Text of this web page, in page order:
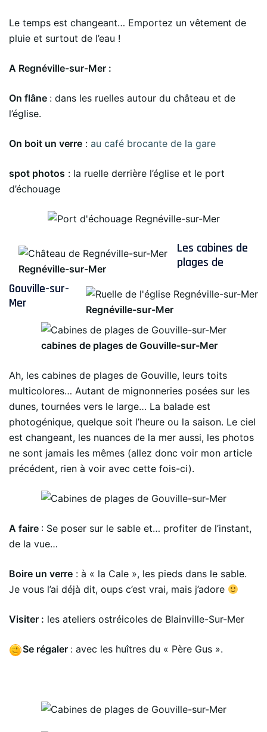
Le temps est changeant… Emportez un vêtement de
pluie et surtout de l’eau !
A Regnéville-sur-Mer :
On flâne : dans les ruelles autour du château et de
l’église.
On boit un verre : au café brocante de la gare
spot photos : la ruelle derrière l’église et le port
d’échouage
Regnéville-sur-Mer
Regnéville-sur-Mer
Les cabines de
plages de
Gouville-sur-
Mer
cabines de plages de Gouville-sur-Mer
Ah, les cabines de plages de Gouville, leurs toits
multicolores… Autant de mignonneries posées sur les
dunes, tournées vers le large… La balade est
photogénique, quelque soit l’heure ou la saison. Le ciel
est changeant, les nuances de la mer aussi, les photos
ne sont jamais les mêmes (allez donc voir mon article
précédent, rien à voir avec cette fois-ci).
A faire : Se poser sur le sable et… profiter de l’instant,
de la vue…
Boire un verre : à « la Cale », les pieds dans le sable.
Je vous l’ai déjà dit, oups c’est vrai, mais j’adore
Visiter : les ateliers ostréicoles de Blainville-Sur-Mer
Se régaler : avec les huîtres du « Père Gus ».